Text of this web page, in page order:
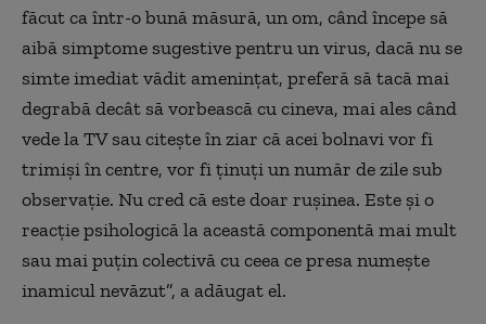
făcut ca într-o bună măsură, un om, când începe să
aibă simptome sugestive pentru un virus, dacă nu se
simte imediat vădit amenințat, preferă să tacă mai
degrabă decât să vorbească cu cineva, mai ales când
vede la TV sau citește în ziar că acei bolnavi vor fi
trimiși în centre, vor fi ținuți un număr de zile sub
observație. Nu cred că este doar rușinea. Este și o
reacție psihologică la această componentă mai mult
sau mai puțin colectivă cu ceea ce presa numește
inamicul nevăzut”, a adăugat el.